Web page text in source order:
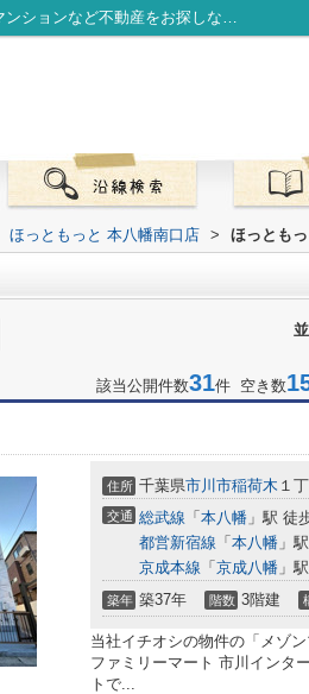
ほっともっと 本八幡南口店周辺の物件一覧｜市川駅を中心に賃貸マンションなど不動産をお探しなら株式会社LibOneへ
ほっともっと 本八幡南口店 > ほっとも
該当公開件数31件 空き数
住所 千葉県市川市稲荷木 １
交通 総武線 「 本八幡 」駅 徒
都営新宿線 「 本八幡 」
京成本線 「 京成八幡 」
築年 築37年 階数 3階建
当社イチオシの物件の「メゾ
ファミリーマート 市川インタ
トで...